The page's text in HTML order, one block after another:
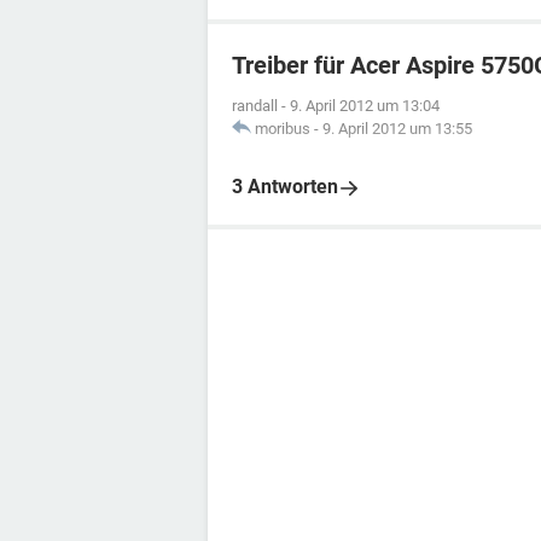
Treiber für Acer Aspire
randall - 9. April 2012 um 13:04
moribus - 9. April 2012 um 13:55
3 Antworten